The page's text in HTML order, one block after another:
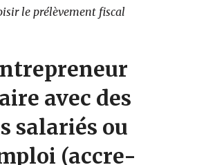
le prélèvement fiscal
avec des
salariés ou
(accre-